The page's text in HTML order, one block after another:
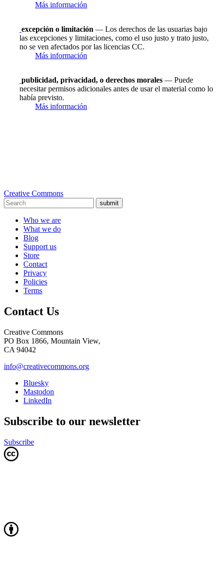
Más información
excepción o limitación — Los derechos de las usuarias bajo
las excepciones y limitaciones, como el uso justo y trato justo,
no se ven afectados por las licencias CC.
Más información
publicidad, privacidad, o derechos morales — Puede
necesitar permisos adicionales antes de usar el material como lo
había previsto.
Más información
Creative Commons
submit
Who we are
What we do
Blog
Support us
Store
Contact
Privacy
Policies
Terms
Contact Us
Creative Commons
PO Box 1866, Mountain View,
CA 94042
info@creativecommons.org
Bluesky
Mastodon
LinkedIn
Subscribe to our newsletter
Subscribe